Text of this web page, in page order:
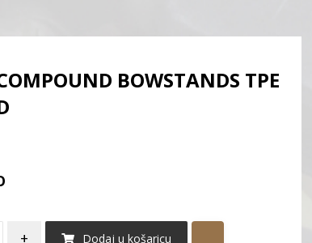
BOWSTANDS TPE
+ Dodaj u košaricu